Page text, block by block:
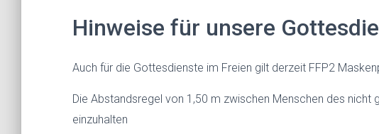
Hinweise für unsere
Auch für die Gottesdienste im Freien gilt derzeit FFP2
Die Abstandsregel von 1,50 m zwischen Menschen des nicht
einzuhalten